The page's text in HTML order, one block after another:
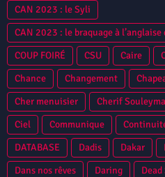
CAN 2023 : le Syli
CAN 2023 : le braquage à l’anglaise
COUP FOIRÉ
CSU Caire
Chance
Changement
Cher menuisier
Cherif
Ciel
Communique
DATABASE
Dadis Dakar
Dans nos rêves
Daring